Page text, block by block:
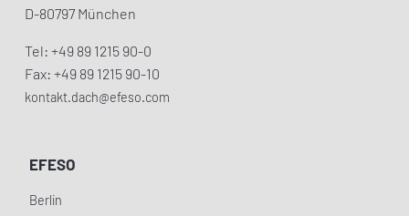
D-80797 München
Tel: +49 89 1215 90-0
Fax: +49 89 1215 90-10
kontakt.dach@efeso.com
EFESO
Berlin